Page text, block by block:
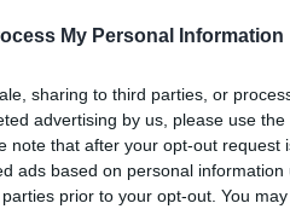
My Personal Information
sharing to third parties, or
advertising by us, please use
note that after your opt-out request
ads based on personal
prior to your opt-out. You